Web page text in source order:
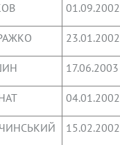
01.09.2002
23.01.2002
17.06.2003
04.01.2002
15.02.2002